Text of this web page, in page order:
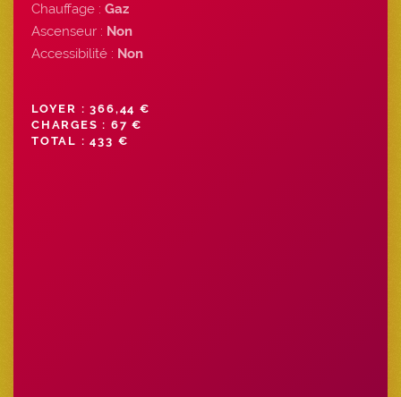
Chauffage : Gaz
Ascenseur : Non
Accessibilité : Non
LOYER : 366,44 €
CHARGES : 67 €
TOTAL : 433 €